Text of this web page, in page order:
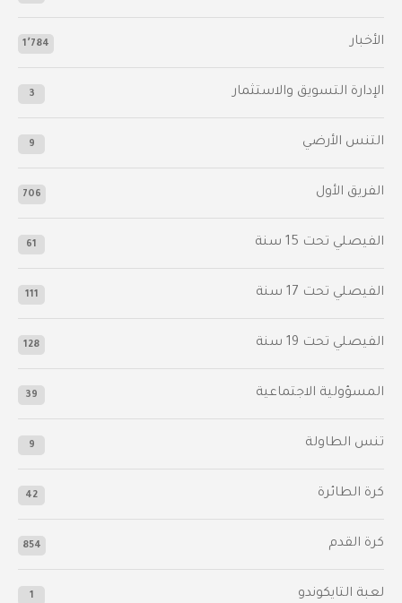
الأخبار 1٬784
الإدارة التسويق والاستثمار 3
التنس الأرضي 9
الفريق الأول 706
الفيصلي‬⁩ تحت 15 سنة 61
‫الفيصلي‬⁩ تحت 17 سنة 111
الفيصلي‬⁩ تحت 19 سنة 128
المسؤولية الاجتماعية 39
تنس الطاولة 9
كرة الطائرة 42
كرة القدم 854
لعبة التايكوندو 1